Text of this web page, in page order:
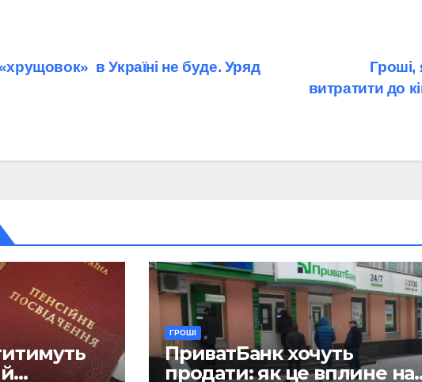
Гроші,
витратити до
в Україні не буде. Уряд
ГРОШІ
ПриватБанк хочуть
продати: як це вплине на